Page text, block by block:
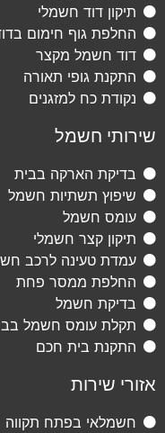
תיקון דוד חשמלי
החלפת גוף חימום
דוד חשמל מקצר
התקנת גופי תאורה
נקודת כח למזגנים
שירותי חשמל
בדיקת הארקה בבית
שיפוץ תשתיות חשמל
עומס חשמל
תיקון קצר חשמלי
עמדת טעינה לרכב
החלפת ממסר פחת
בדיקת חשמל
תקלת עומס חשמל
התקנת בית חכם
אזורי שירות
חשמלאי בפתח תקווה